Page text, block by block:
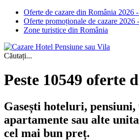
Oferte de cazare din România 2026
Oferte promoționale de cazare 2026
Zone turistice din România
Căutați...
Peste 10549 oferte
Gasești hoteluri, pensiuni,
apartamente sau alte
cel mai bun preț.